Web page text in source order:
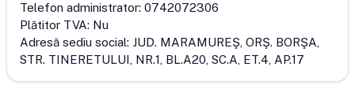
Telefon administrator: 0742072306
Plătitor TVA: Nu
Adresă sediu social: JUD. MARAMUREŞ, ORŞ. BORŞA,
STR. TINERETULUI, NR.1, BL.A20, SC.A, ET.4, AP.17